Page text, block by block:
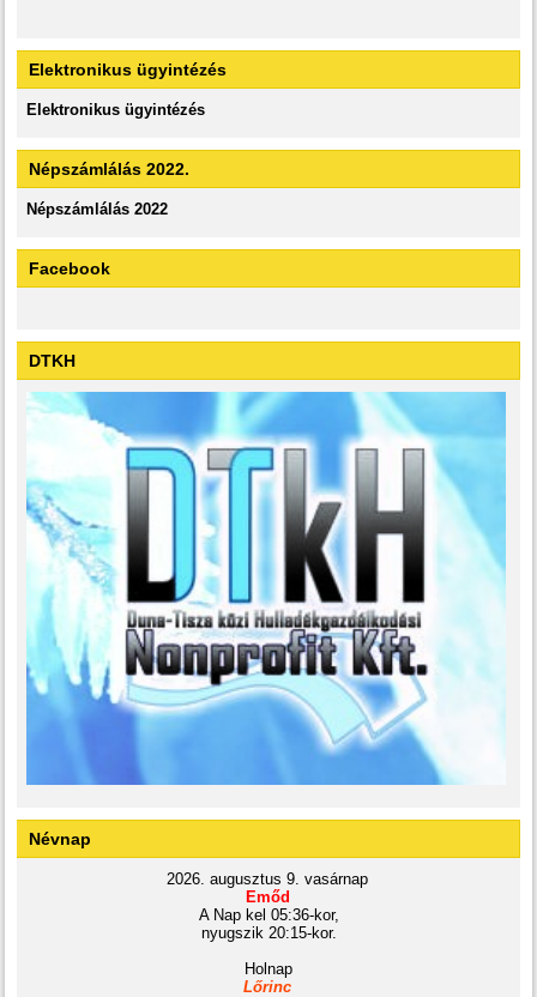
Elektronikus ügyintézés
Elektronikus ügyintézés
Népszámlálás 2022.
Népszámlálás 2022
Facebook
DTKH
Névnap
2026. augusztus 9. vasárnap
Emőd
A Nap kel 05:36-kor,
nyugszik 20:15-kor.
Holnap
Lőrinc